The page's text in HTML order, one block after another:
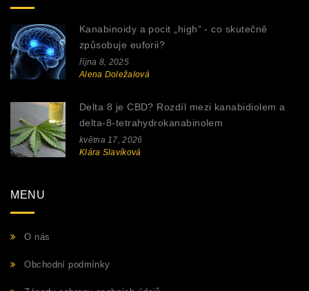
Kanabinoidy a pocit „high“ - co skutečně
způsobuje euforii?
října 8, 2025
Alena Doležalová
Delta 8 je CBD? Rozdíl mezi kanabidiolem a
delta-8-tetrahydrokanabinolem
května 17, 2026
Klára Slavíková
MENU
O nás
Obchodní podmínky